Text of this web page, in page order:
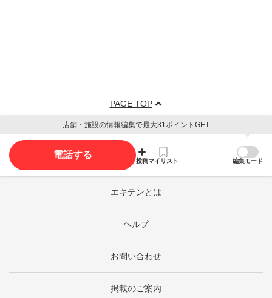
PAGE TOP
店舗・施設の情報編集で最大31ポイントGET
電話する
投稿マイリスト 編集モード
エキテンとは
ヘルプ
お問い合わせ
掲載のご案内